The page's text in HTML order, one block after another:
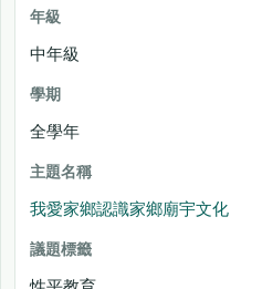
中年級
全學年
我愛家鄉認識家鄉廟宇文化